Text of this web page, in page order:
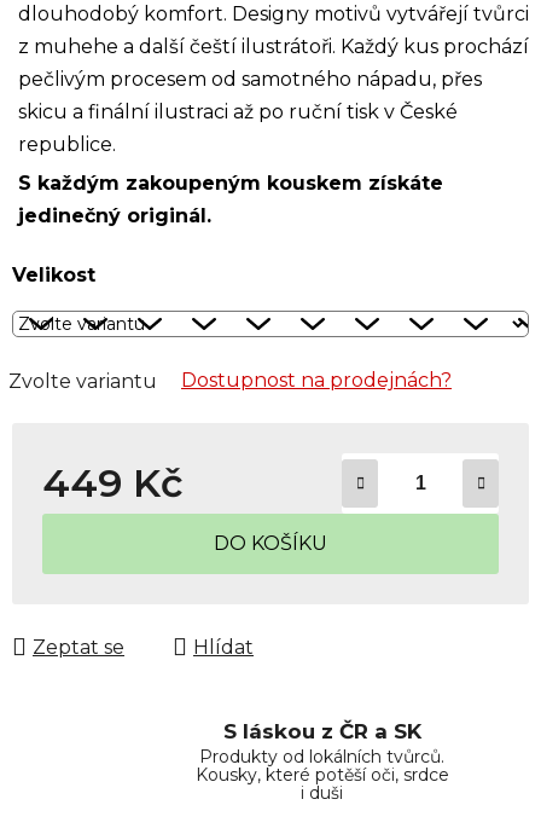
dlouhodobý komfort. Designy motivů vytvářejí tvůrci
z muhehe a další čeští ilustrátoři. Každý kus prochází
pečlivým procesem od samotného nápadu, přes
skicu a finální ilustraci až po ruční tisk v České
republice.
S každým zakoupeným kouskem získáte
jedinečný originál.
Velikost
Zvolte variantu Dostupnost na prodejnách?
449 Kč
Měrná cena:
DO KOŠÍKU
Zeptat se Hlídat
S láskou z ČR a SK
Produkty od lokálních tvůrců.
Kousky, které potěší oči, srdce
i duši